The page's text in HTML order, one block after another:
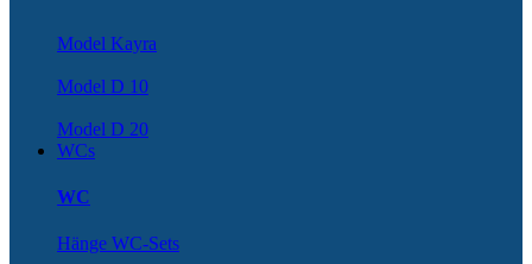
Model Kayra
Model D 10
Model D 20
WCs
WC
Hänge WC-Sets